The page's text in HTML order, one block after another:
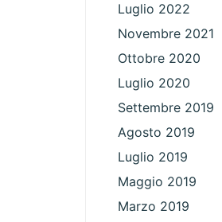
Luglio 2022
Novembre 2021
Ottobre 2020
Luglio 2020
Settembre 2019
Agosto 2019
Luglio 2019
Maggio 2019
Marzo 2019